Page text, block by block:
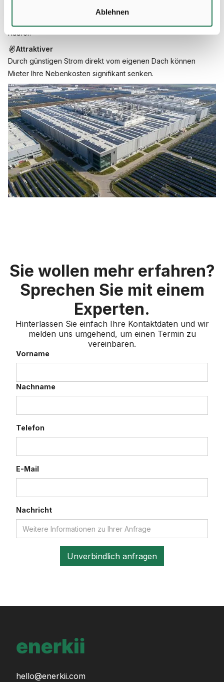
Ablehnen
Eine Aufdachanlage verbessert merklich den CO
Käufer.
Attraktiver
Durch günstigen Strom direkt vom eigenen Dach können
Mieter Ihre Nebenkosten signifikant senken.
Sie wollen mehr erfahren?
Sprechen Sie mit einem
Experten.
Hinterlassen Sie einfach Ihre Kontaktdaten und wir
melden uns umgehend, um einen Termin zu
vereinbaren.
Vorname
Nachname
Telefon
E-Mail
Nachricht
hello@enerkii.com